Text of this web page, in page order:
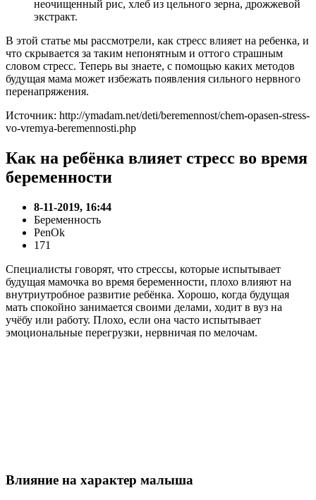
неочищенный рис, хлеб из цельного зерна, дрожжевой
экстракт.
В этой статье мы рассмотрели, как стресс влияет на ребенка, и
что скрывается за таким непонятным и оттого страшным
словом стресс. Теперь вы знаете, с помощью каких методов
будущая мама может избежать появления сильного нервного
перенапряжения.
Источник: http://ymadam.net/deti/beremennost/chem-opasen-stress-
vo-vremya-beremennosti.php
Как на ребёнка влияет стресс во время
беременности
8-11-2019, 16:44
Беременность
PenOk
171
Специалисты говорят, что стрессы, которые испытывает
будущая мамочка во время беременности, плохо влияют на
внутриутробное развитие ребёнка. Хорошо, когда будущая
мать спокойно занимается своими делами, ходит в вуз на
учёбу или работу. Плохо, если она часто испытывает
эмоциональные перегрузки, нервничая по мелочам.
Влияние на характер малыша